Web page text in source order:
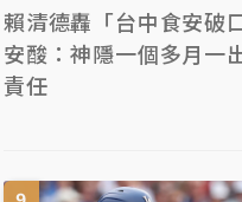
賴清德轟「台中食安
安酸：神隱一個多月一
責任